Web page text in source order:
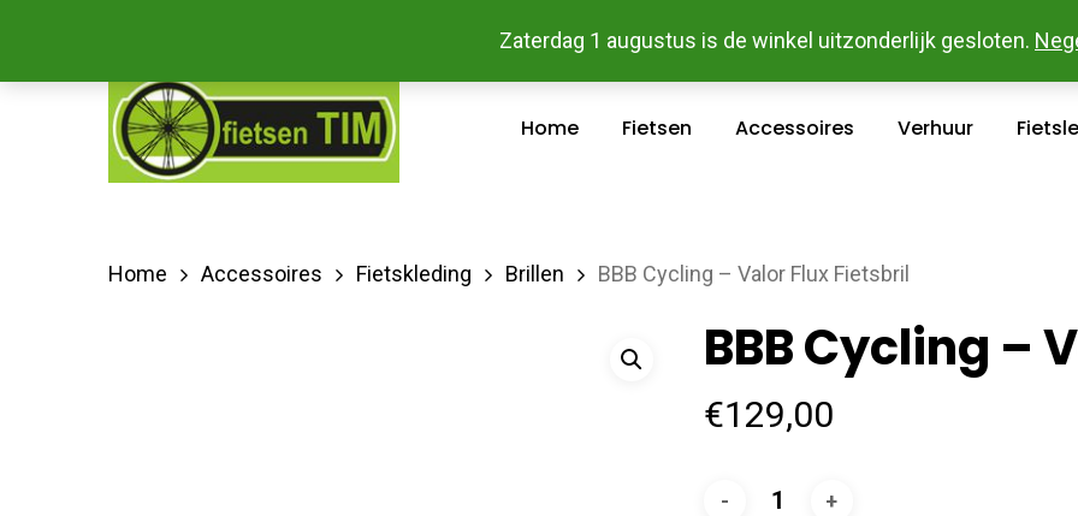
Zaterdag 1 augustus is de winkel uitzonderlijk gesloten.
Bestel En Betaal Makkelijk Online - Gratis Levering In Groot
Home Fietsen Accessoires Verhuur
Home Accessoires Fietskleding Brillen BBB Cycling – Valor Flux Fietsbril
BBB Cycling –
€129,00